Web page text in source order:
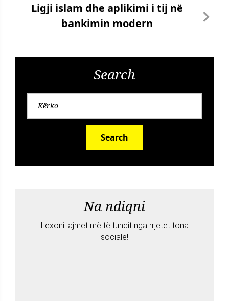
Ligji islam dhe aplikimi i tij në
bankimin modern
Search
Search
Na ndiqni
Lexoni lajmet më të fundit nga rrjetet tona
sociale!